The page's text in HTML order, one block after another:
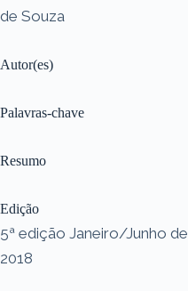
de Souza
Autor(es)
Palavras-chave
Resumo
Edição
5ª edição Janeiro/Junho de
2018